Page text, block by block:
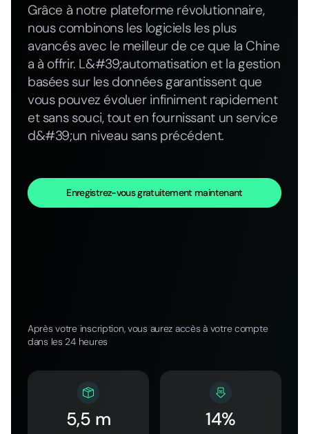
Grâce à notre plateforme révolutionnaire,
nous combinons les logiciels les plus
avancés avec le meilleur de ce que la Chine
a à offrir. L&#39;automatisation et la gestion
basées sur les données garantissent que
vous pouvez évoluer infiniment rapidement
et sans souci, tout en fournissant un service
d&#39;un niveau sans précédent.
Enregistrez-vous gratuitement maintenant
Après votre inscription, vous aurez accès à votre compte
dans les 24 heures
5,5 m 14%